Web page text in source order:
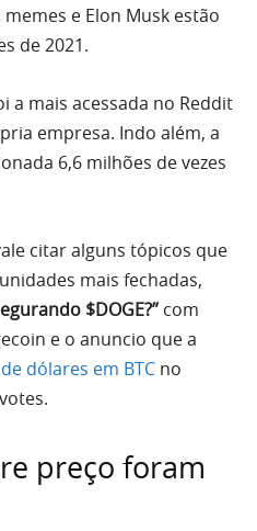
e Elon Musk estão
de 2021.
a mais acessada no Reddit
empresa. Indo além, a
6,6 milhões de vezes
citar alguns tópicos que
mais fechadas,
$DOGE?” com
e o anuncio que a
dólares em BTC no
preço foram